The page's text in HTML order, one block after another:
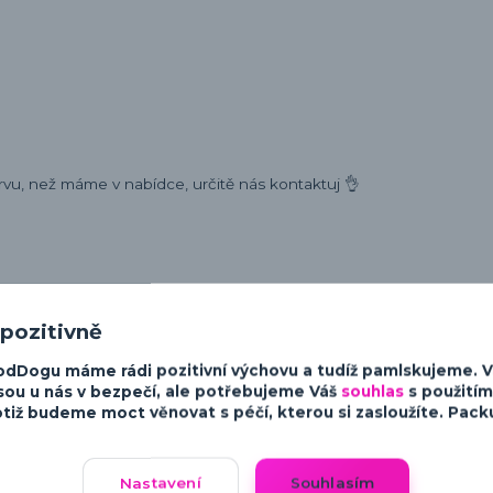
než máme v nabídce, určitě nás kontaktuj 👌
a charakter psů. Od minimalistických a moderních designů po
ke psům.
máme rádi pozitivní výchovu a tudíž pamlskujeme.
u nás v bezpečí, ale potřebujeme Váš souhlas s
budeme moct věnovat s péčí, kterou si zasloužíte.
Nastavení Souhlasím